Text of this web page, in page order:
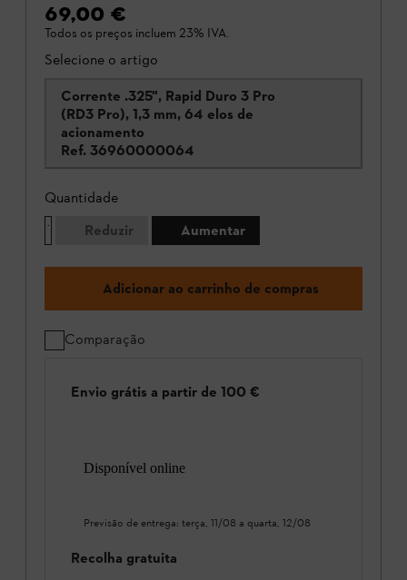
69,00 €
Todos os preços incluem 23% IVA.
Selecione o artigo
Corrente .325", Rapid Duro 3 Pro
(RD3 Pro), 1,3 mm, 64 elos de
acionamento
Ref. 36960000064
Quantidade
Reduzir
Aumentar
Adicionar ao carrinho de compras
Comparação
Envio grátis a partir de 100 €
Disponível online
Previsão de entrega: terça, 11/08 a quarta, 12/08
Recolha gratuita